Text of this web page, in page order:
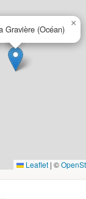
Gravière (Océan)
×
Leaflet | ©